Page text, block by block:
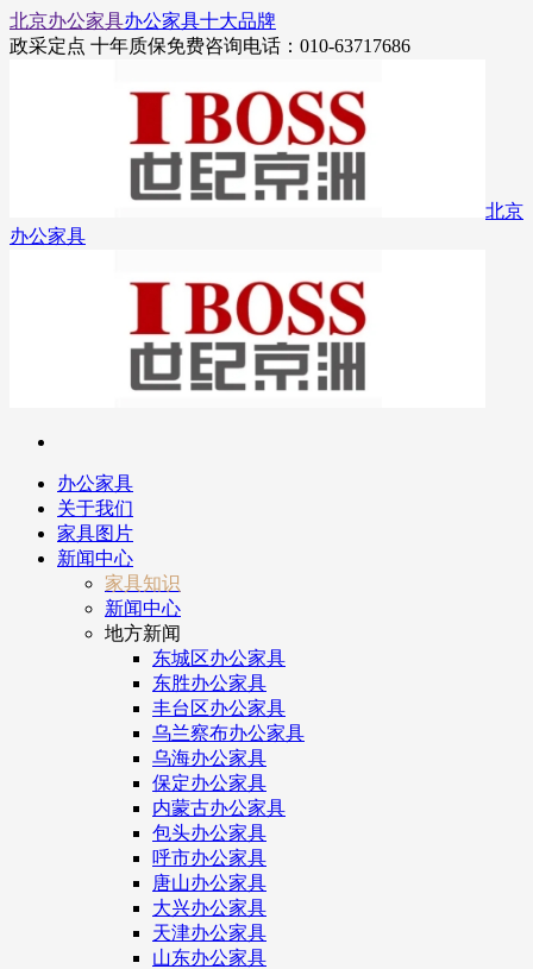
北京办公家具办公家具十大品牌
政采定点 十年质保免费咨询电话：010-63717686
北京
办公家具
办公家具
关于我们
家具图片
新闻中心
家具知识
新闻中心
地方新闻
东城区办公家具
东胜办公家具
丰台区办公家具
乌兰察布办公家具
乌海办公家具
保定办公家具
内蒙古办公家具
包头办公家具
呼市办公家具
唐山办公家具
大兴办公家具
天津办公家具
山东办公家具